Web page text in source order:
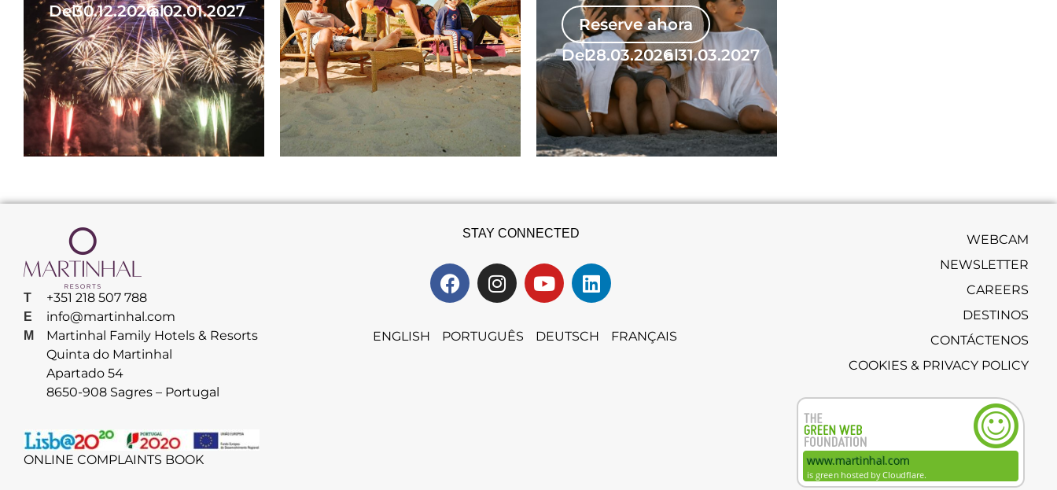
Del30.12.2026al02.01.2027
Reserve ahora
Del28.03.2026al31.03.2027
T
E
M
+351 218 507 788
info@martinhal.com
Martinhal Family Hotels & Resorts
Quinta do Martinhal
Apartado 54
8650-908 Sagres – Portugal
ONLINE COMPLAINTS BOOK
STAY CONNECTED
ENGLISH PORTUGUÊS DEUTSCH FRANÇAIS
WEBCAM
NEWSLETTER
CAREERS
DESTINOS
CONTÁCTENOS
COOKIES & PRIVACY POLICY